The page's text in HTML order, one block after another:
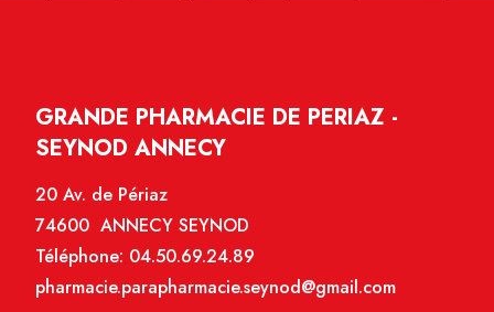
GRANDE PHARMACIE DE PERIAZ -
SEYNOD ANNECY
20 Av. de Périaz
74600 ANNECY SEYNOD
Téléphone: 04.50.69.24.89
pharmacie.parapharmacie.seynod@gmail.com